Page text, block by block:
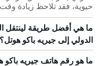
حيوية، فقد تلاحظ زيادة
ما هي أفضل طريقة
الدولي إلى جيريه باكو هوتل؟
ما هو رقم هاتف جيريه باكو